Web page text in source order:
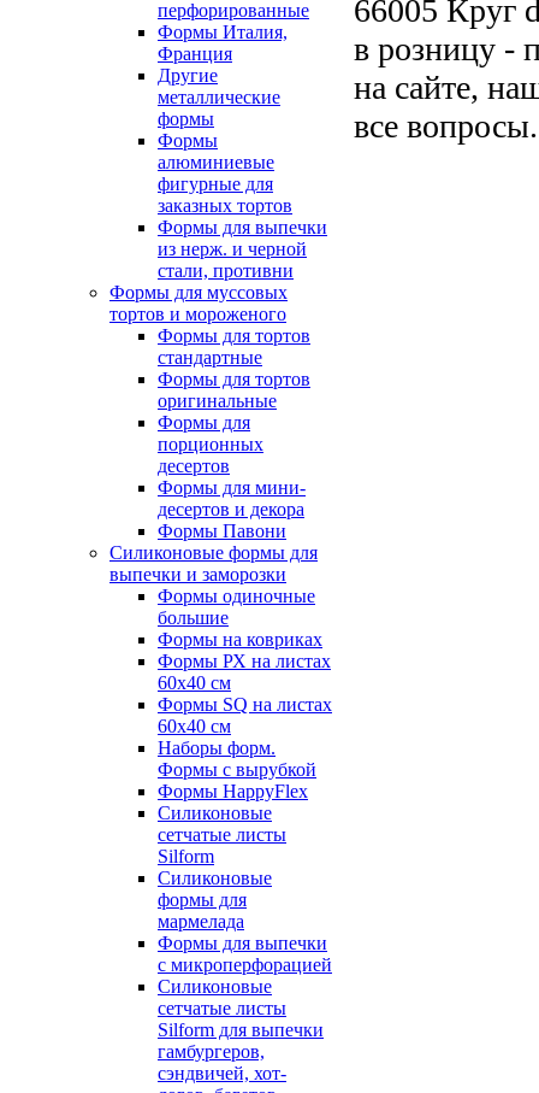
перфорированные
Формы Италия,
Франция
Другие
металлические
формы
Формы
алюминиевые
фигурные для
заказных тортов
Формы для выпечки
из нерж. и черной
стали, противни
Формы для муссовых
тортов и мороженого
Формы для тортов
стандартные
Формы для тортов
оригинальные
Формы для
порционных
десертов
Формы для мини-
десертов и декора
Формы Павони
Силиконовые формы для
выпечки и заморозки
Формы одиночные
большие
Формы на ковриках
Формы РХ на листах
60х40 см
Формы SQ на листах
60х40 см
Наборы форм.
Формы с вырубкой
Формы HappyFlex
Силиконовые
сетчатые листы
Silform
Силиконовые
формы для
мармелада
Формы для выпечки
с микроперфорацией
Силиконовые
сетчатые листы
Silform для выпечки
гамбургеров,
сэндвичей, хот-
66005 Круг
в розницу -
на сайте,
все вопросы.